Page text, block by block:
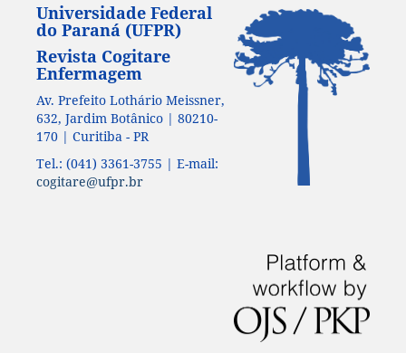
Universidade Federal
do Paraná (UFPR)
Revista Cogitare
Enfermagem
Av. Prefeito Lothário Meissner,
632, Jardim Botânico | 80210-
170 | Curitiba - PR
Tel.: (041) 3361-3755 | E-mail:
cogitare@ufpr.br